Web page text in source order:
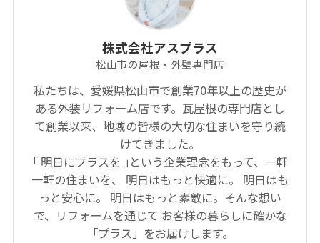
株式会社アスプラス
松山市の屋根・外壁専門店
私たちは、愛媛県松山市で創業70年以上の歴史が
ある外装リフォーム店です。瓦屋根の専門店とし
て創業以来、地域の皆様の大切な住まいを守り続
けてきました。
｢ 明日にプラスを ｣という企業理念をもって、一軒
一軒の住まいを、 明日はもっと快適に。 明日はも
っと安心に。 明日はもっと素敵に。そんな想い
で、リフォームを通じて お客様の暮らしに確かな
「プラス」をお届けします。